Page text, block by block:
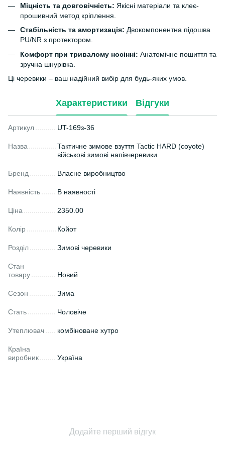
Міцність та довговічність: Якісні матеріали та клеє-
прошивний метод кріплення.
Стабільність та амортизація: Двокомпонентна підошва
PU/NR з протектором.
Комфорт при тривалому носінні: Анатомічне пошиття та
зручна шнурівка.
Ці черевики – ваш надійний вибір для будь-яких умов.
Характеристики Відгуки
Артикул UT-169з-36
Назва
Тактичне зимове взуття Tactic HARD (coyote)
військові зимові напівчеревики
Бренд Власне виробництво
Наявність В наявності
Ціна 2350.00
Колір Койот
Розділ Зимові черевики
Стан
товару
Новий
Сезон Зима
Стать Чоловіче
Утеплювач комбіноване хутро
Країна
виробник
Україна
Додайте перший відгук